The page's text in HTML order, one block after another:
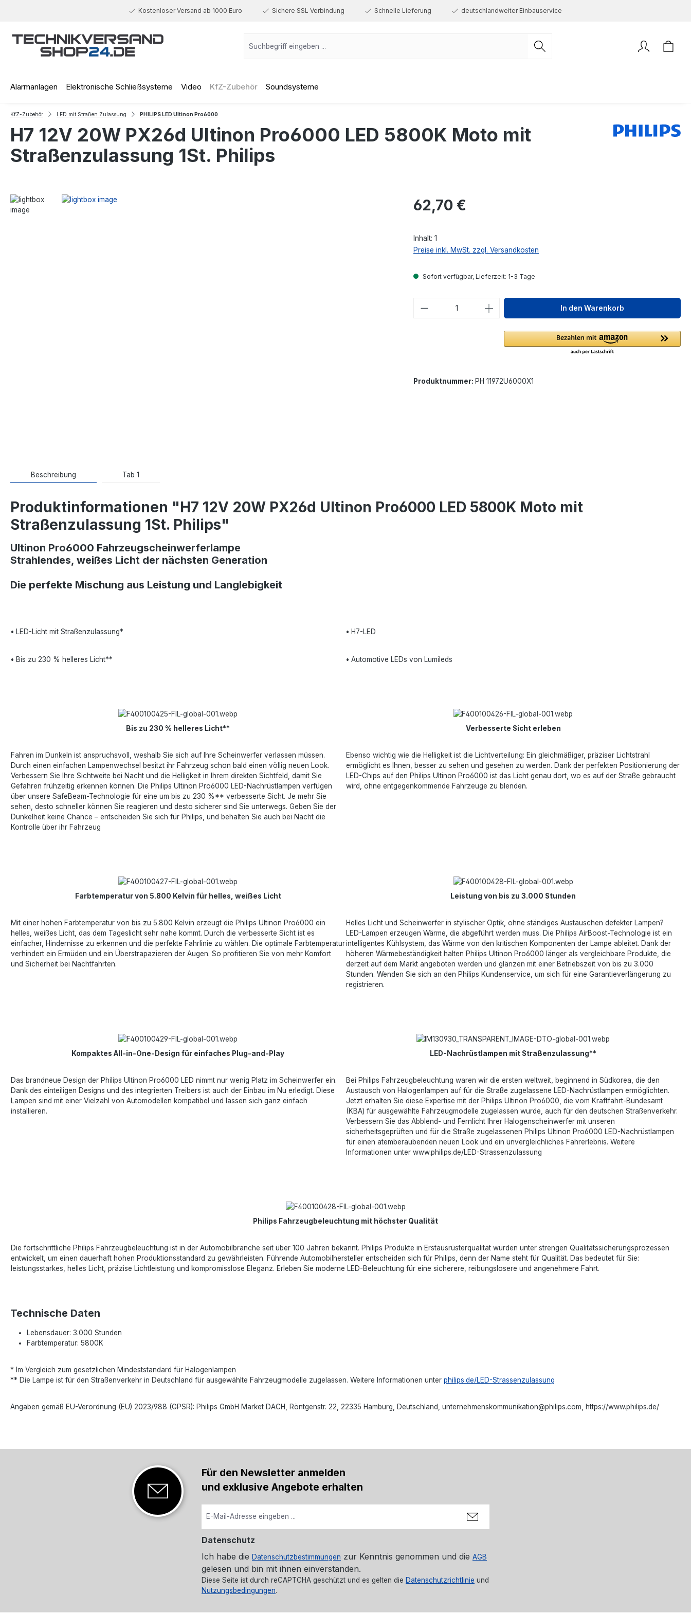
Kostenloser Versand ab 1000 Euro Sichere SSL Verbindung Schnelle Lieferung deutschlandweiter Einbauservice
Alarmanlagen Elektronische Schließsysteme Video KfZ-Zubehör Soundsysteme
KfZ-Zubehör LED mit Straßen Zulassung PHILIPS LED Ultinon Pro6000
H7 12V 20W PX26d Ultinon Pro6000 LED 5800K Moto mit
Straßenzulassung 1St. Philips
Regulärer Preis:
62,70 €
Inhalt: 1
Preise inkl. MwSt. zzgl. Versandkosten
Sofort verfügbar, Lieferzeit: 1-3 Tage
Produkt Anzahl: Gib den gewünschten Wert
In den Warenkorb
Produktnummer: PH 11972U6000X1
Beschreibung Tab 1
Produktinformationen "H7 12V 20W PX26d Ultinon Pro6000 LED 5800K Moto mit
Straßenzulassung 1St. Philips"
Ultinon Pro6000 Fahrzeugscheinwerferlampe
Strahlendes, weißes Licht der nächsten Generation
Die perfekte Mischung aus Leistung und Langlebigkeit
• LED-Licht mit Straßenzulassung* • H7-LED
• Bis zu 230 % helleres Licht** • Automotive LEDs von Lumileds
Bis zu 230 % helleres Licht**
Fahren im Dunkeln ist anspruchsvoll, weshalb Sie sich auf Ihre Scheinwerfer verlassen müssen.
Durch einen einfachen Lampenwechsel besitzt ihr Fahrzeug schon bald einen völlig neuen Look.
Verbessern Sie Ihre Sichtweite bei Nacht und die Helligkeit in Ihrem direkten Sichtfeld, damit Sie
Gefahren frühzeitig erkennen können. Die Philips Ultinon Pro6000 LED-Nachrüstlampen verfügen
über unsere SafeBeam-Technologie für eine um bis zu 230 %** verbesserte Sicht. Je mehr Sie
sehen, desto schneller können Sie reagieren und desto sicherer sind Sie unterwegs. Geben Sie der
Dunkelheit keine Chance – entscheiden Sie sich für Philips, und behalten Sie auch bei Nacht die
Kontrolle über ihr Fahrzeug
Verbesserte Sicht erleben
Ebenso wichtig wie die Helligkeit ist die Lichtverteilung: Ein gleichmäßiger, präziser Lichtstrahl
ermöglicht es Ihnen, besser zu sehen und gesehen zu werden. Dank der perfekten Positionierung der
LED-Chips auf den Philips Ultinon Pro6000 ist das Licht genau dort, wo es auf der Straße gebraucht
wird, ohne entgegenkommende Fahrzeuge zu blenden.
Farbtemperatur von 5.800 Kelvin für helles, weißes Licht
Mit einer hohen Farbtemperatur von bis zu 5.800 Kelvin erzeugt die Philips Ultinon Pro6000 ein
helles, weißes Licht, das dem Tageslicht sehr nahe kommt. Durch die verbesserte Sicht ist es
einfacher, Hindernisse zu erkennen und die perfekte Fahrlinie zu wählen. Die optimale Farbtemperatur
verhindert ein Ermüden und ein Überstrapazieren der Augen. So profitieren Sie von mehr Komfort
und Sicherheit bei Nachtfahrten.
Leistung von bis zu 3.000 Stunden
Helles Licht und Scheinwerfer in stylischer Optik, ohne ständiges Austauschen defekter Lampen?
LED-Lampen erzeugen Wärme, die abgeführt werden muss. Die Philips AirBoost-Technologie ist ein
intelligentes Kühlsystem, das Wärme von den kritischen Komponenten der Lampe ableitet. Dank der
höheren Wärmebeständigkeit halten Philips Ultinon Pro6000 länger als vergleichbare Produkte, die
derzeit auf dem Markt angeboten werden und glänzen mit einer Betriebszeit von bis zu 3.000
Stunden. Wenden Sie sich an den Philips Kundenservice, um sich für eine Garantieverlängerung zu
registrieren.
Kompaktes All-in-One-Design für einfaches Plug-and-Play
Das brandneue Design der Philips Ultinon Pro6000 LED nimmt nur wenig Platz im Scheinwerfer ein.
Dank des einteiligen Designs und des integrierten Treibers ist auch der Einbau im Nu erledigt. Diese
Lampen sind mit einer Vielzahl von Automodellen kompatibel und lassen sich ganz einfach
installieren.
LED-Nachrüstlampen mit Straßenzulassung**
Bei Philips Fahrzeugbeleuchtung waren wir die ersten weltweit, beginnend in Südkorea, die den
Austausch von Halogenlampen auf für die Straße zugelassene LED-Nachrüstlampen ermöglichten.
Jetzt erhalten Sie diese Expertise mit der Philips Ultinon Pro6000, die vom Kraftfahrt-Bundesamt
(KBA) für ausgewählte Fahrzeugmodelle zugelassen wurde, auch für den deutschen Straßenverkehr.
Verbessern Sie das Abblend- und Fernlicht Ihrer Halogenscheinwerfer mit unseren
sicherheitsgeprüften und für die Straße zugelassenen Philips Ultinon Pro6000 LED-Nachrüstlampen
für einen atemberaubenden neuen Look und ein unvergleichliches Fahrerlebnis. Weitere
Informationen unter www.philips.de/LED-Strassenzulassung
Philips Fahrzeugbeleuchtung mit höchster Qualität
Die fortschrittliche Philips Fahrzeugbeleuchtung ist in der Automobilbranche seit über 100 Jahren bekannt. Philips Produkte in Erstausrüsterqualität wurden unter strengen Qualitätssicherungsprozessen
entwickelt, um einen dauerhaft hohen Produktionsstandard zu gewährleisten. Führende Automobilhersteller entscheiden sich für Philips, denn der Name steht für Qualität. Das bedeutet für Sie:
leistungsstarkes, helles Licht, präzise Lichtleistung und kompromisslose Eleganz. Erleben Sie moderne LED-Beleuchtung für eine sicherere, reibungslosere und angenehmere Fahrt.
Technische Daten
Lebensdauer: 3.000 Stunden
Farbtemperatur: 5800K
* Im Vergleich zum gesetzlichen Mindeststandard für Halogenlampen
** Die Lampe ist für den Straßenverkehr in Deutschland für ausgewählte Fahrzeugmodelle zugelassen. Weitere Informationen unter philips.de/LED-Strassenzulassung
Angaben gemäß EU-Verordnung (EU) 2023/988 (GPSR): Philips GmbH Market DACH, Röntgenstr. 22, 22335 Hamburg, Deutschland, unternehmenskommunikation@philips.com, https://www.philips.de/
Für den Newsletter anmelden
und exklusive Angebote erhalten
Datenschutz
Ich habe die Datenschutzbestimmungen zur Kenntnis genommen und die AGB
gelesen und bin mit ihnen einverstanden.
Diese Seite ist durch reCAPTCHA geschützt und es gelten die Datenschutzrichtlinie und
Nutzungsbedingungen.